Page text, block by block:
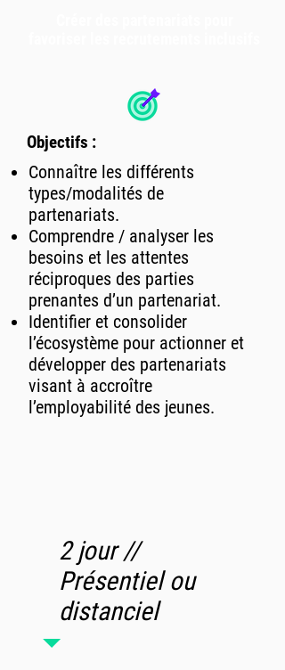
Objectifs :
Connaître les différents
types/modalités de
partenariats.
Comprendre / analyser les
besoins et les attentes
réciproques des parties
prenantes d’un partenariat.
Identifier et consolider
l’écosystème pour actionner et
développer des partenariats
visant à accroître
l’employabilité des jeunes.
2 jour //
Présentiel ou
distanciel